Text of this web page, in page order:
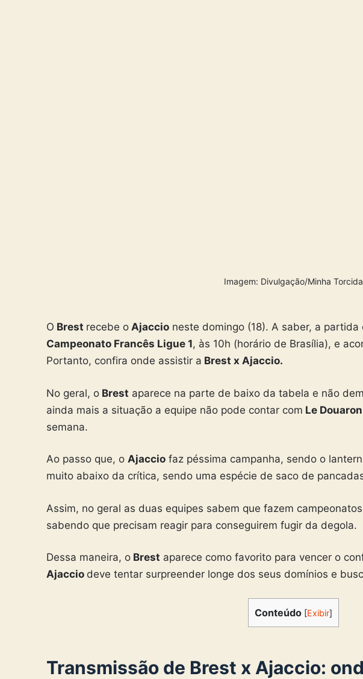
Imagem: Divulgação/Minha Torcida
O Brest recebe o Ajaccio neste domingo (18). A saber, a
Campeonato Francês Ligue 1, às 10h (horário de Brasília), e
Portanto, confira onde assistir a Brest x Ajaccio.
No geral, o Brest aparece na parte de baixo da tabela e não
ainda mais a situação a equipe não pode contar com Le Douaron
semana.
Ao passo que, o Ajaccio faz péssima campanha, sendo o
muito abaixo da crítica, sendo uma espécie de saco de
Assim, no geral as duas equipes sabem que fazem
sabendo que precisam reagir para conseguirem fugir da degola.
Dessa maneira, o Brest aparece como favorito para vencer o
Ajaccio deve tentar surpreender longe dos seus domínios e
Conteúdo [Exibir]
Transmissão de Brest x Ajaccio: